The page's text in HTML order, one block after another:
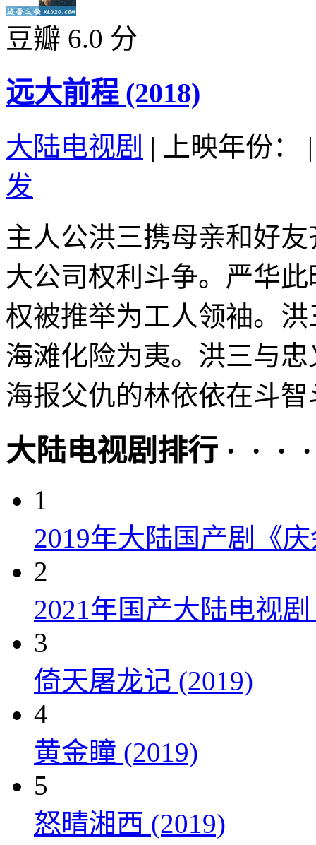
豆瓣 6.0 分
远大前程 (2018)
大陆电视剧 | 上映年份：
|
发
主人公洪三携母亲和好
大公司权利斗争。严华
权被推举为工人领袖。
海滩化险为夷。洪三与
海报父仇的林依依在斗
大陆电视剧排行 · · ·
1
2019年大陆国产剧《
2
2021年国产大陆电视
3
倚天屠龙记 (2019)
4
黄金瞳 (2019)
5
怒晴湘西 (2019)